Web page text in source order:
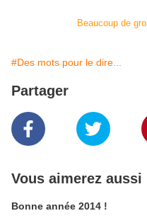
Beaucoup de
#Des mots pour le dire...
Partager
Vous aimerez aussi
Bonne année 2014 !